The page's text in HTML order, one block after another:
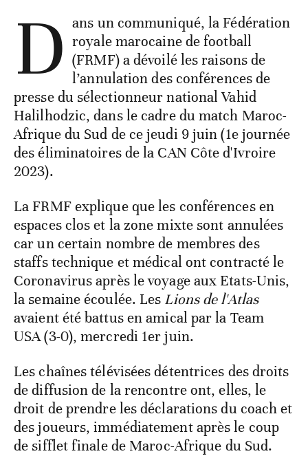
D ans un communiqué, la Fédération
royale marocaine de football
(FRMF) a dévoilé les raisons de
l’annulation des conférences de
presse du sélectionneur national Vahid
Halilhodzic, dans le cadre du match Maroc-
Afrique du Sud de ce jeudi 9 juin (1e journée
des éliminatoires de la CAN Côte d'Ivroire
2023).
La FRMF explique que les conférences en
espaces clos et la zone mixte sont annulées
car un certain nombre de membres des
staffs technique et médical ont contracté le
Coronavirus après le voyage aux Etats-Unis,
la semaine écoulée. Les Lions de l'Atlas
avaient été battus en amical par la Team
USA (3-0), mercredi 1er juin.
Les chaînes télévisées détentrices des droits
de diffusion de la rencontre ont, elles, le
droit de prendre les déclarations du coach et
des joueurs, immédiatement après le coup
de sifflet finale de Maroc-Afrique du Sud.